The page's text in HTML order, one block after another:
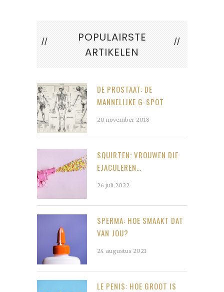
POPULAIRSTE
ARTIKELEN
DE PROSTAAT: DE
MANNELIJKE G-SPOT
20 november 2018
SQUIRTEN: VROUWEN DIE
EJACULEREN…
26 juli 2022
SPERMA: HOE SMAAKT DAT
VAN JOU?
24 augustus 2021
LE PENIS: HOE GROOT IS